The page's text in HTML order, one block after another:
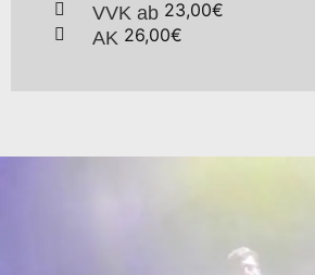
VVK ab 23,00€
AK 26,00€